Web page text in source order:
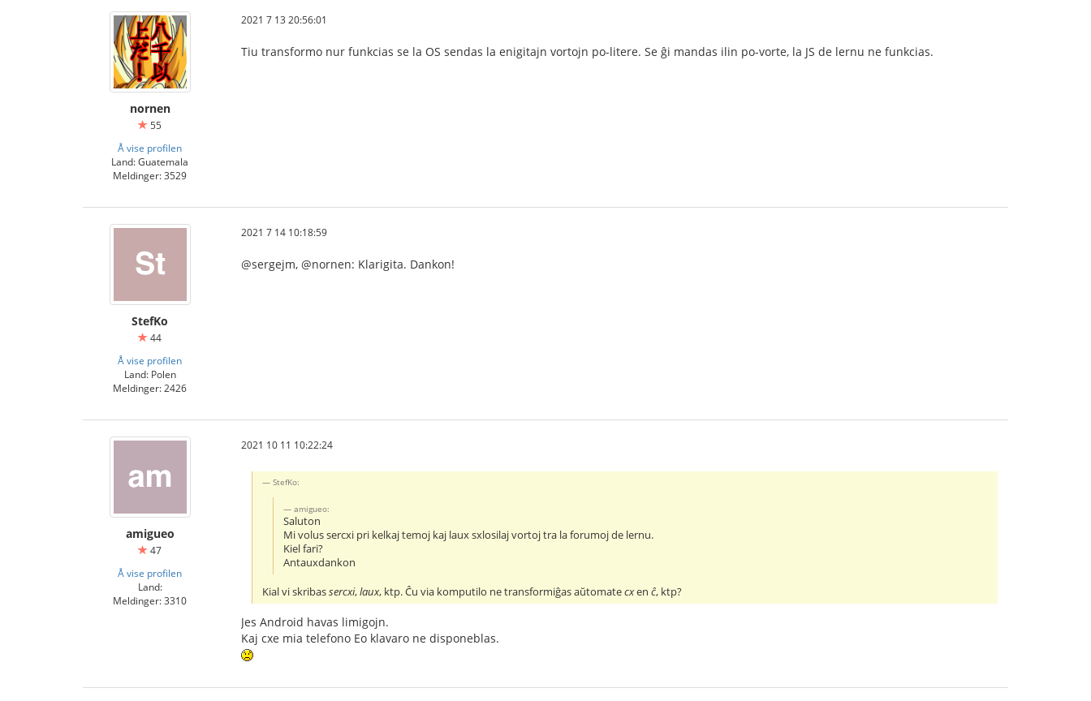
nornen
55
Å vise profilen
Land: Guatemala
Meldinger: 3529
2021 7 13 20:56:01
Tiu transformo nur funkcias se la OS sendas la enigitajn vortojn po-litere. Se ĝi mandas ilin po-vorte, la JS de lernu ne funkcias.
StefKo
44
Å vise profilen
Land: Polen
Meldinger: 2426
2021 7 14 10:18:59
@sergejm, @nornen: Klarigita. Dankon!
amigueo
47
Å vise profilen
Land:
Meldinger: 3310
2021 10 11 10:22:24
StefKo:
amigueo:
Saluton
Mi volus sercxi pri kelkaj temoj kaj laux sxlosilaj vortoj tra la forumoj de lernu.
Kiel fari?
Antauxdankon
Kial vi skribassercxi,laux, ktp. Ĉu via komputilo ne transformiĝas aŭtomatecxenĉ, ktp?
Jes Android havas limigojn.
Kaj cxe mia telefono Eo klavaro ne disponeblas.